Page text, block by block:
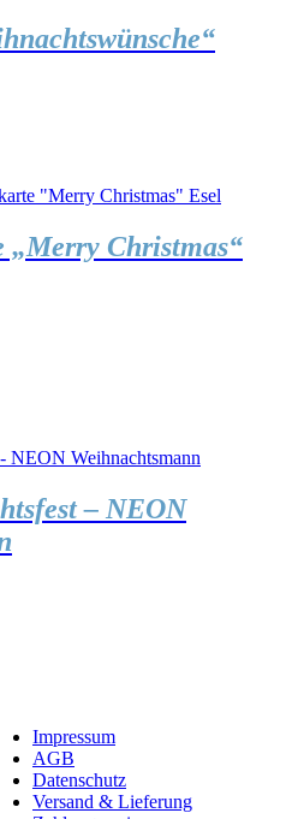
„Merry Christmas“
– NEON
Impressum
AGB
Datenschutz
Versand & Lieferung